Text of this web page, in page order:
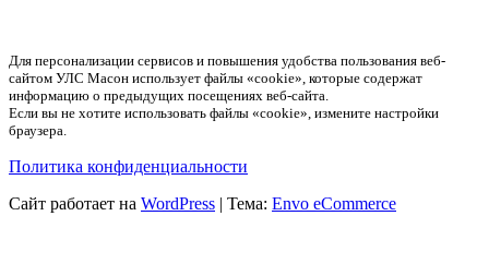
Для персонализации сервисов и повышения удобства пользования веб-
сайтом УЛС Масон использует файлы «cookie», которые содержат
информацию о предыдущих посещениях веб-сайта.
Если вы не хотите использовать файлы «cookie», измените настройки
браузера.
Политика конфиденциальности
Сайт работает на WordPress | Тема: Envo eCommerce